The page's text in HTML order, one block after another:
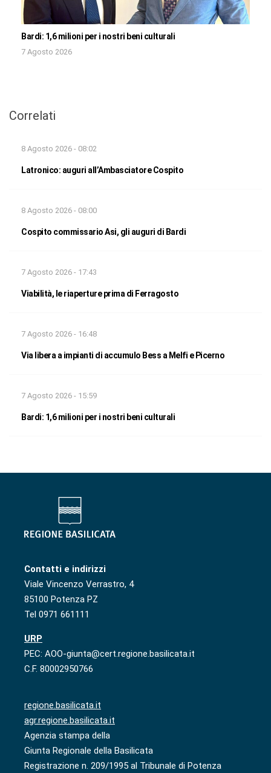
Bardi: 1,6 milioni per i nostri beni culturali
7 Agosto 2026
Correlati
8 Agosto 2026 - 08:02
Latronico: auguri all’Ambasciatore Cospito
8 Agosto 2026 - 08:00
Cospito commissario Asi, gli auguri di Bardi
7 Agosto 2026 - 17:43
Viabilità, le riaperture prima di Ferragosto
7 Agosto 2026 - 16:48
Via libera a impianti di accumulo Bess a Melfi e Picerno
7 Agosto 2026 - 15:59
Bardi: 1,6 milioni per i nostri beni culturali
Contatti e indirizzi
Viale Vincenzo Verrastro, 4
85100 Potenza PZ
Tel 0971 661111
URP
PEC: AOO-giunta@cert.regione.basilicata.it
C.F. 80002950766
regione.basilicata.it
agr.regione.basilicata.it
Agenzia stampa della
Giunta Regionale della Basilicata
Registrazione n. 209/1995 al Tribunale di Potenza